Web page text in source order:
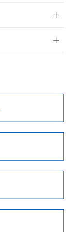
以下を必ずお読
Cr(VI)
ル類４
間は出
ら備考